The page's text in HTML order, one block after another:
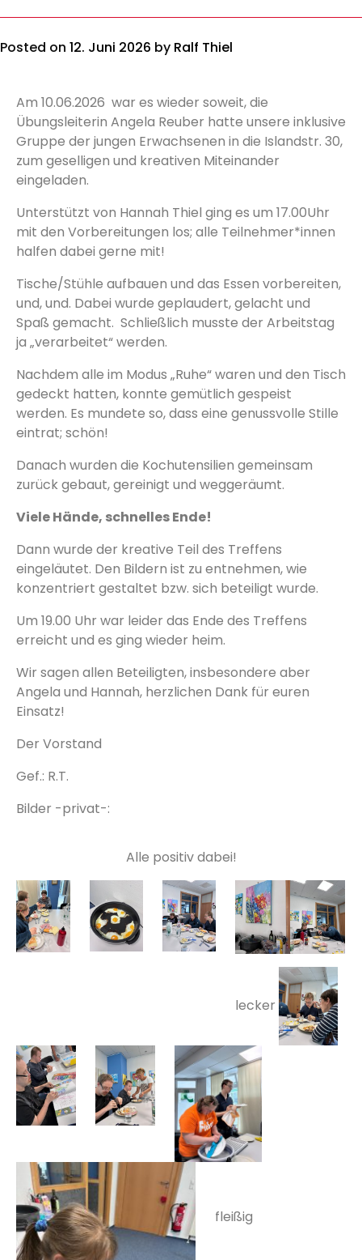
Posted on 12. Juni 2026 by Ralf Thiel
Am 10.06.2026 war es wieder soweit, die
Übungsleiterin Angela Reuber hatte unsere inklusive
Gruppe der jungen Erwachsenen in die Islandstr. 30,
zum geselligen und kreativen Miteinander
eingeladen.
Unterstützt von Hannah Thiel ging es um 17.00Uhr
mit den Vorbereitungen los; alle Teilnehmer*innen
halfen dabei gerne mit!
Tische/Stühle aufbauen und das Essen vorbereiten,
und, und. Dabei wurde geplaudert, gelacht und
Spaß gemacht. Schließlich musste der Arbeitstag
ja „verarbeitet“ werden.
Nachdem alle im Modus „Ruhe“ waren und den Tisch
gedeckt hatten, konnte gemütlich gespeist
werden. Es mundete so, dass eine genussvolle Stille
eintrat; schön!
Danach wurden die Kochutensilien gemeinsam
zurück gebaut, gereinigt und weggeräumt.
Viele Hände, schnelles Ende!
Dann wurde der kreative Teil des Treffens
eingeläutet. Den Bildern ist zu entnehmen, wie
konzentriert gestaltet bzw. sich beteiligt wurde.
Um 19.00 Uhr war leider das Ende des Treffens
erreicht und es ging wieder heim.
Wir sagen allen Beteiligten, insbesondere aber
Angela und Hannah, herzlichen Dank für euren
Einsatz!
Der Vorstand
Gef.: R.T.
Bilder -privat-:
Alle positiv dabei!
lecker
fleißig